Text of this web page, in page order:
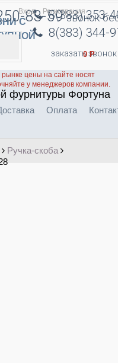
Вход Регистрация
С83-59звонок
8(383) 353-
8(383) 344-
заказать звонок
0Р
рынке цены на сайте носят
у менеджеров компании.
фурнитуры Фортуна
Оплата
Ручка-скоба